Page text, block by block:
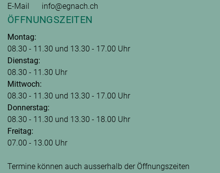
E-Mail
info@egnach.ch
ÖFFNUNGSZEITEN
Montag:
08.30 - 11.30 und 13.30 - 17.00 Uhr
Dienstag:
08.30 - 11.30 Uhr
Mittwoch:
08.30 - 11.30 und 13.30 - 17.00 Uhr
Donnerstag:
08.30 - 11.30 und 13.30 - 18.00 Uhr
Freitag:
07.00 - 13.00 Uhr
Termine können auch ausserhalb der Öffnungszeiten